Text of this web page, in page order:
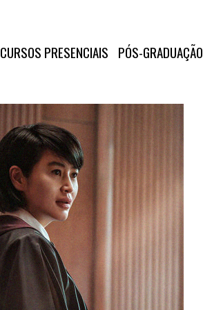
CURSOS PRESENCIAIS PÓS-GRADUAÇÃO